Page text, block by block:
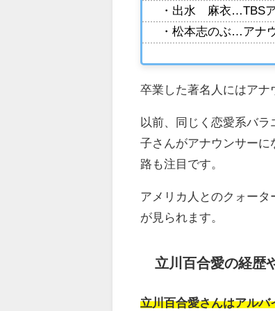
・出水 麻衣…TBS
・松本志のぶ…アナ
卒業した著名人にはアナ
以前、同じく恋愛系バ
子さんがアナウンサーに
路も注目です。
アメリカ人とのクォー
が見られます。
立川百合愛の経歴
立川百合愛さんはアル